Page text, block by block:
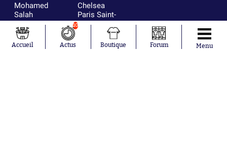
Mohamed
Salah
Mykhailo
Mudryk
Neymar
Khalis Merah
Chelsea
Paris Saint-
Germain
Bordeaux
Olympique
lyonnais
Accueil
10
Actus Boutique Forum Menu